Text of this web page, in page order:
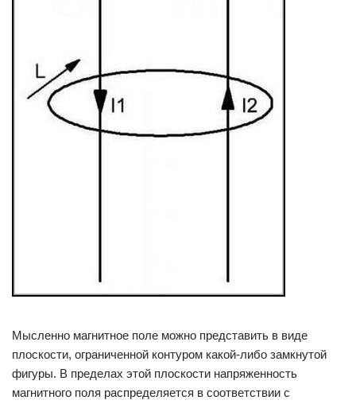
Мысленно магнитное поле можно представить в виде
плоскости, ограниченной контуром какой-либо замкнутой
фигуры. В пределах этой плоскости напряженность
магнитного поля распределяется в соответствии с